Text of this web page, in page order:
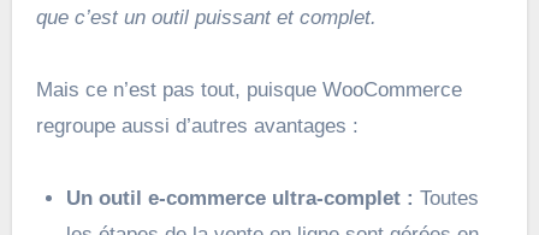
que c’est un outil puissant et complet.
Mais ce n’est pas tout, puisque WooCommerce
regroupe aussi d’autres avantages :
Un outil e-commerce ultra-complet :Toutes